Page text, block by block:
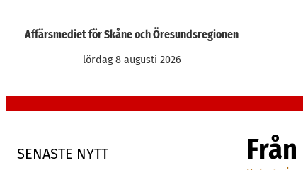
Affärsmediet för Skåne och Öresundsregionen
lördag 8 augusti 2026
SENASTE NYTT Från